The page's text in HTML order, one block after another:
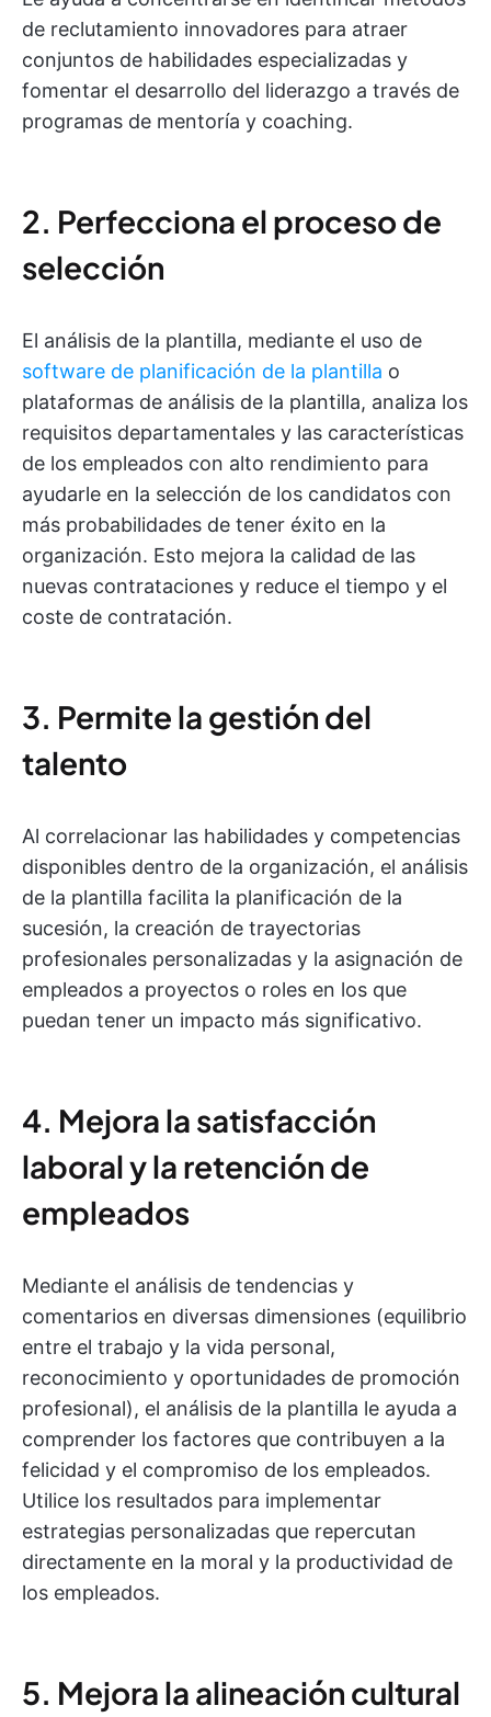
de reclutamiento innovadores para atraer
conjuntos de habilidades especializadas y
fomentar el desarrollo del liderazgo a través de
programas de mentoría y coaching.
2. Perfecciona el proceso de
selección
El análisis de la plantilla, mediante el uso de
software de planificación de la plantilla o
plataformas de análisis de la plantilla, analiza los
requisitos departamentales y las características
de los empleados con alto rendimiento para
ayudarle en la selección de los candidatos con
más probabilidades de tener éxito en la
organización. Esto mejora la calidad de las
nuevas contrataciones y reduce el tiempo y el
coste de contratación.
3. Permite la gestión del
talento
Al correlacionar las habilidades y competencias
disponibles dentro de la organización, el análisis
de la plantilla facilita la planificación de la
sucesión, la creación de trayectorias
profesionales personalizadas y la asignación de
empleados a proyectos o roles en los que
puedan tener un impacto más significativo.
4. Mejora la satisfacción
laboral y la retención de
empleados
Mediante el análisis de tendencias y
comentarios en diversas dimensiones (equilibrio
entre el trabajo y la vida personal,
reconocimiento y oportunidades de promoción
profesional), el análisis de la plantilla le ayuda a
comprender los factores que contribuyen a la
felicidad y el compromiso de los empleados.
Utilice los resultados para implementar
estrategias personalizadas que repercutan
directamente en la moral y la productividad de
los empleados.
5. Mejora la alineación cultural